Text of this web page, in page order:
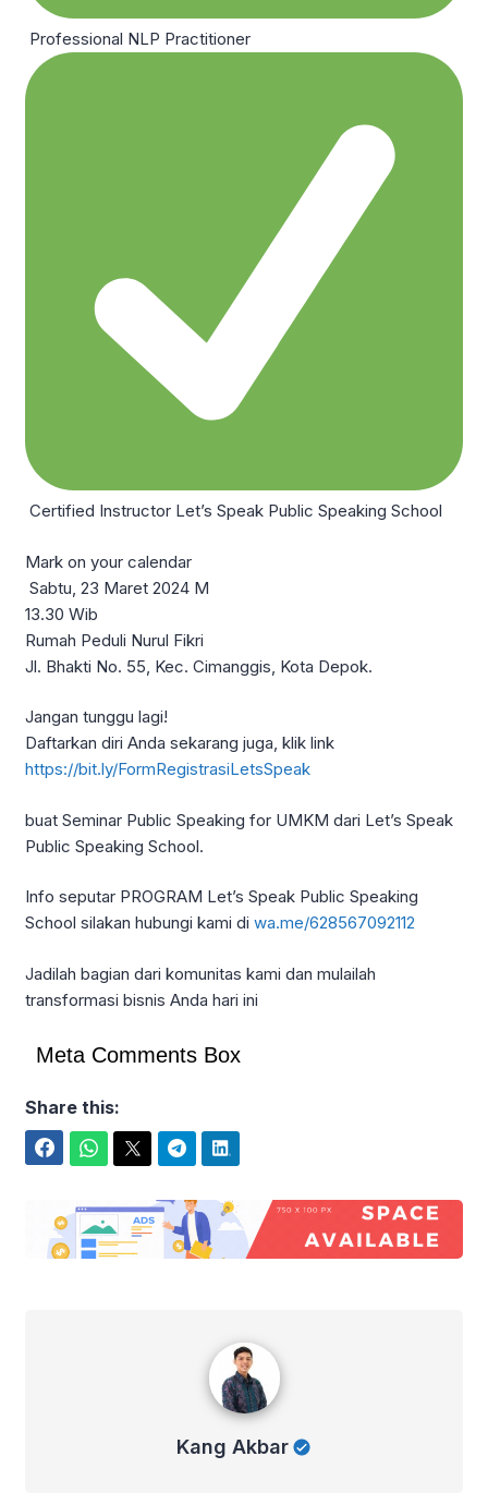
Professional NLP Practitioner
Certified Instructor Let’s Speak Public Speaking School
Mark on your calendar
️ Sabtu, 23 Maret 2024 M
13.30 Wib
Rumah Peduli Nurul Fikri
Jl. Bhakti No. 55, Kec. Cimanggis, Kota Depok.
Jangan tunggu lagi!
Daftarkan diri Anda sekarang juga, klik link
https://bit.ly/FormRegistrasiLetsSpeak
buat Seminar Public Speaking for UMKM dari Let’s Speak
Public Speaking School.
Info seputar PROGRAM Let’s Speak Public Speaking
School silakan hubungi kami di wa.me/628567092112
Jadilah bagian dari komunitas kami dan mulailah
transformasi bisnis Anda hari ini
Meta Comments Box
Share this:
Kang Akbar